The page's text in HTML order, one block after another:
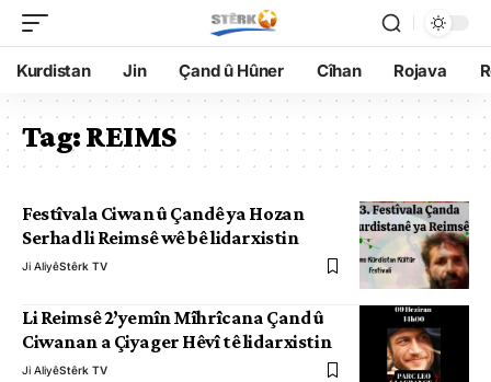
Kurdistan Jin Çand û Hûner Cîhan Rojava
Tag:​REIMS
Festîvala Ciwan û Çandê ya Hozan
Serhad li Reimsê wê bê lidarxistin
Ji AliyêStêrk TV
Li Reimsê 2’yemîn Mîhrîcana Çand û
Ciwanan a Çiyager Hêvî tê lidarxistin
Ji AliyêStêrk TV